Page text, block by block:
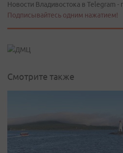
Новости Владивостока в Telegram -
Подписывайтесь одним нажатием!
Смотрите также